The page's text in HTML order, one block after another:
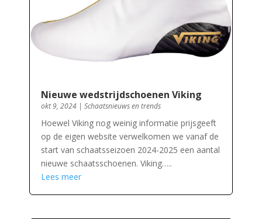
Nieuwe wedstrijdschoenen Viking
okt 9, 2024| Schaatsnieuws en trends
Hoewel Viking nog weinig informatie prijsgeeft
op de eigen website verwelkomen we vanaf de
start van schaatsseizoen 2024-2025 een aantal
nieuwe schaatsschoenen. Viking…..
Lees meer